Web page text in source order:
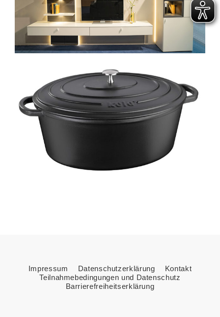
Impressum Datenschutzerklärung
Kontakt
Teilnahmebedingungen und Datenschutz
Barrierefreiheitserklärung